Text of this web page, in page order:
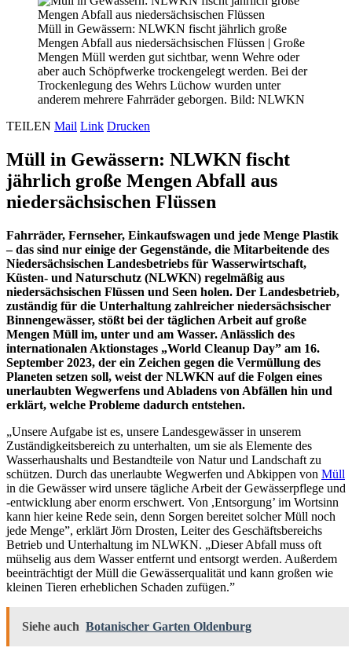
Müll in Gewässern: NLWKN fischt jährlich große
Mengen Abfall aus niedersächsischen Flüssen | Große
Mengen Müll werden gut sichtbar, wenn Wehre oder
aber auch Schöpfwerke trockengelegt werden. Bei der
Trockenlegung des Wehrs Lüchow wurden unter
anderem mehrere Fahrräder geborgen. Bild: NLWKN
TEILEN Mail Link Drucken
Müll in Gewässern: NLWKN fischt
jährlich große Mengen Abfall aus
niedersächsischen Flüssen
Fahrräder, Fernseher, Einkaufswagen und jede Menge Plastik
– das sind nur einige der Gegenstände, die Mitarbeitende des
Niedersächsischen Landesbetriebs für Wasserwirtschaft,
Küsten- und Naturschutz (NLWKN) regelmäßig aus
niedersächsischen Flüssen und Seen holen. Der Landesbetrieb,
zuständig für die Unterhaltung zahlreicher niedersächsischer
Binnengewässer, stößt bei der täglichen Arbeit auf große
Mengen Müll im, unter und am Wasser. Anlässlich des
internationalen Aktionstages „World Cleanup Day” am 16.
September 2023, der ein Zeichen gegen die Vermüllung des
Planeten setzen soll, weist der NLWKN auf die Folgen eines
unerlaubten Wegwerfens und Abladens von Abfällen hin und
erklärt, welche Probleme dadurch entstehen.
„Unsere Aufgabe ist es, unsere Landesgewässer in unserem
Zuständigkeitsbereich zu unterhalten, um sie als Elemente des
Wasserhaushalts und Bestandteile von Natur und Landschaft zu
schützen. Durch das unerlaubte Wegwerfen und Abkippen von Müll
in die Gewässer wird unsere tägliche Arbeit der Gewässerpflege und
-entwicklung aber enorm erschwert. Von ,Entsorgung’ im Wortsinn
kann hier keine Rede sein, denn Sorgen bereitet solcher Müll noch
jede Menge”, erklärt Jörn Drosten, Leiter des Geschäftsbereichs
Betrieb und Unterhaltung im NLWKN. „Dieser Abfall muss oft
mühselig aus dem Wasser entfernt und entsorgt werden. Außerdem
beeinträchtigt der Müll die Gewässerqualität und kann großen wie
kleinen Tieren erheblichen Schaden zufügen.”
Siehe auch Botanischer Garten Oldenburg